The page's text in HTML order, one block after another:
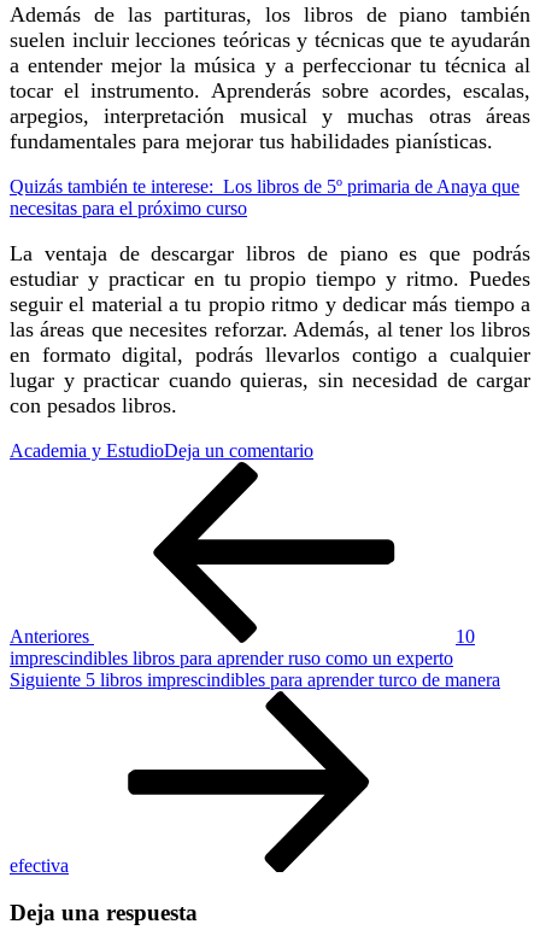
Además de las partituras, los libros de piano también
suelen incluir lecciones teóricas y técnicas que te ayudarán
a entender mejor la música y a perfeccionar tu técnica al
tocar el instrumento. Aprenderás sobre acordes, escalas,
arpegios, interpretación musical y muchas otras áreas
fundamentales para mejorar tus habilidades pianísticas.
Quizás también te interese: Los libros de 5º primaria de Anaya que
necesitas para el próximo curso
La ventaja de descargar libros de piano es que podrás
estudiar y practicar en tu propio tiempo y ritmo. Puedes
seguir el material a tu propio ritmo y dedicar más tiempo a
las áreas que necesites reforzar. Además, al tener los libros
en formato digital, podrás llevarlos contigo a cualquier
lugar y practicar cuando quieras, sin necesidad de cargar
con pesados libros.
Academia y EstudioDeja un comentarioen
a
dominar
este
Anteriores
10
imprescindibles libros para aprender ruso como un experto
Siguiente
Siguiente 5 libros imprescindibles para aprender turco de manera
efectiva
Deja una respuesta